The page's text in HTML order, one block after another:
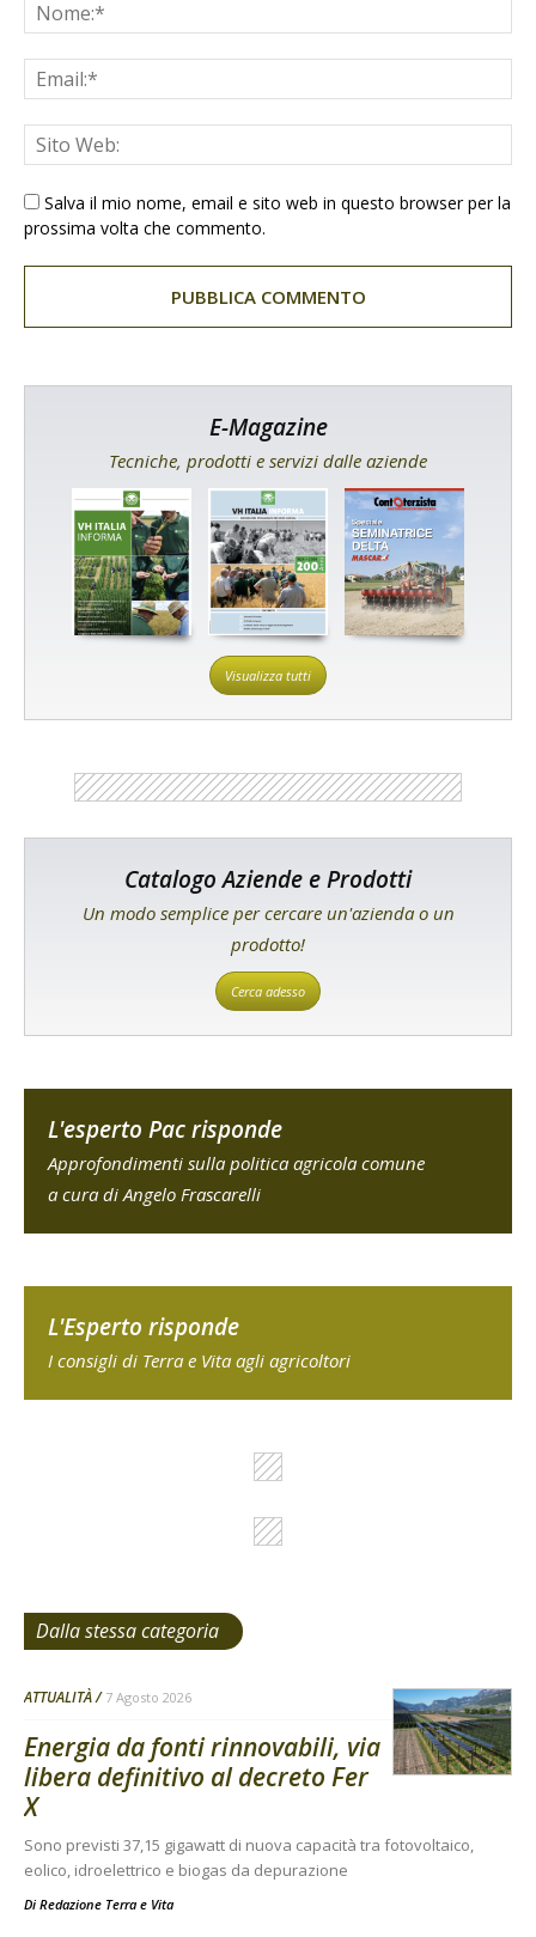
Salva il mio nome, email e sito web in questo browser per la
prossima volta che commento.
E-Magazine
Tecniche, prodotti e servizi dalle aziende
Visualizza tutti
Catalogo Aziende e Prodotti
Un modo semplice per cercare un'azienda o un
prodotto!
Cerca adesso
L'esperto Pac risponde
Approfondimenti sulla politica agricola comune
a cura di Angelo Frascarelli
L'Esperto risponde
I consigli di Terra e Vita agli agricoltori
Dalla stessa categoria
ATTUALITÀ 7 Agosto 2026
Energia da fonti rinnovabili, via
libera definitivo al decreto Fer
X
Sono previsti 37,15 gigawatt di nuova capacità tra fotovoltaico,
eolico, idroelettrico e biogas da depurazione
Di Redazione Terra e Vita